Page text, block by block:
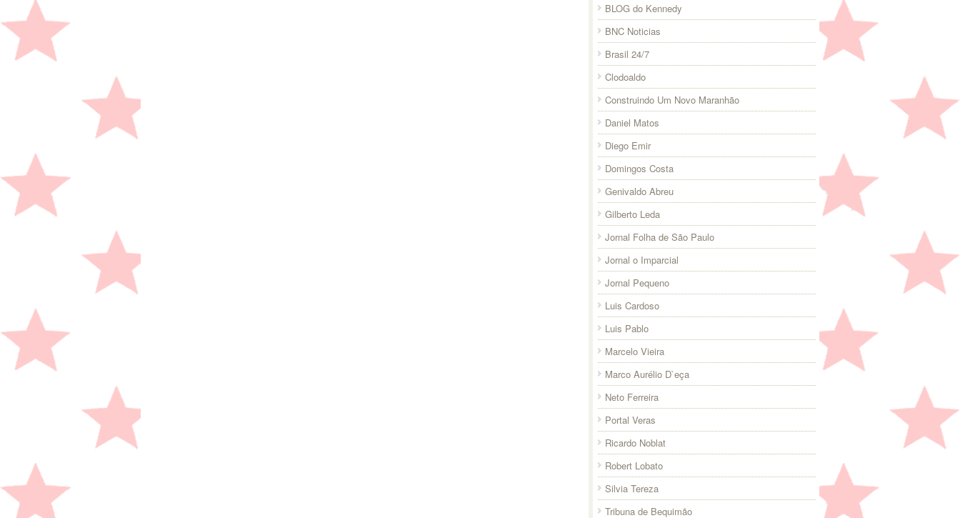
BLOG do Kennedy
BNC Noticias
Brasil 24/7
Clodoaldo
Construindo Um Novo Maranhão
Daniel Matos
Diego Emir
Domingos Costa
Genivaldo Abreu
Gilberto Leda
Jornal Folha de São Paulo
Jornal o Imparcial
Jornal Pequeno
Luis Cardoso
Luis Pablo
Marcelo Vieira
Marco Aurélio D`eça
Neto Ferreira
Portal Veras
Ricardo Noblat
Robert Lobato
Silvia Tereza
Tribuna de Bequimão